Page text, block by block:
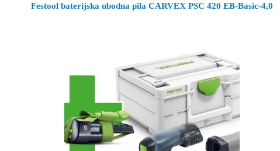
Festool baterijska ubodna pila CARVEX PSC 420 EB-Basic-4,0